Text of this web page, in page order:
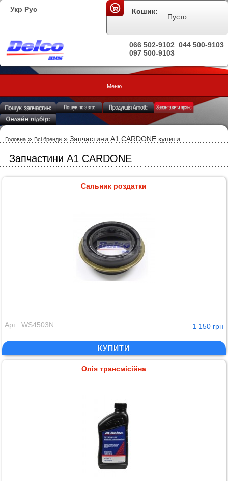
Укр Рус
044 500-9103
066 502-9102
097 500-9103
Кошик:
Пусто
Меню
Головна » Всі бренди » Запчастини A1 CARDONE купити
Запчастини A1 CARDONE
Сальник роздатки
Арт.: WS4503N 1 150 грн
КУПИТИ
Олія трансмісійна